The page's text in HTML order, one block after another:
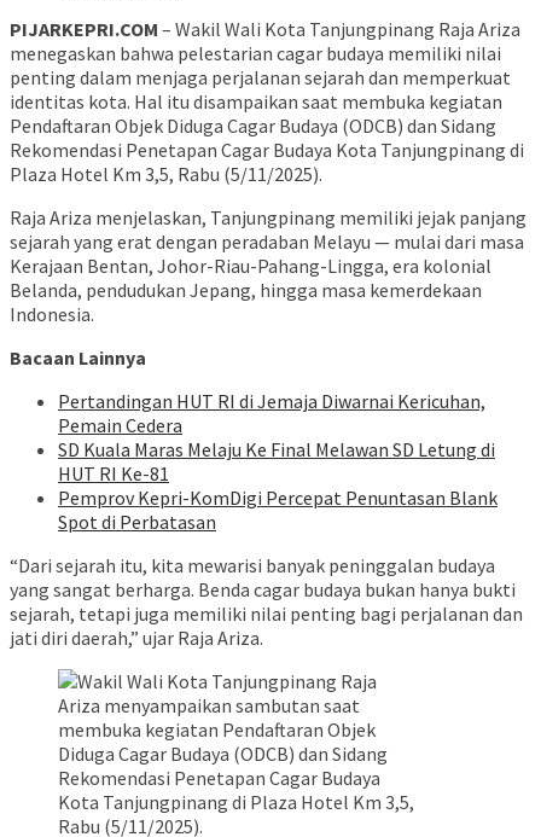
PIJARKEPRI.COM – Wakil Wali Kota Tanjungpinang Raja Ariza
menegaskan bahwa pelestarian cagar budaya memiliki nilai
penting dalam menjaga perjalanan sejarah dan memperkuat
identitas kota. Hal itu disampaikan saat membuka kegiatan
Pendaftaran Objek Diduga Cagar Budaya (ODCB) dan Sidang
Rekomendasi Penetapan Cagar Budaya Kota Tanjungpinang di
Plaza Hotel Km 3,5, Rabu (5/11/2025).
Raja Ariza menjelaskan, Tanjungpinang memiliki jejak panjang
sejarah yang erat dengan peradaban Melayu — mulai dari masa
Kerajaan Bentan, Johor-Riau-Pahang-Lingga, era kolonial
Belanda, pendudukan Jepang, hingga masa kemerdekaan
Indonesia.
Bacaan Lainnya
Pertandingan HUT RI di Jemaja Diwarnai Kericuhan,
Pemain Cedera
SD Kuala Maras Melaju Ke Final Melawan SD Letung di
HUT RI Ke-81
Pemprov Kepri-KomDigi Percepat Penuntasan Blank
Spot di Perbatasan
“Dari sejarah itu, kita mewarisi banyak peninggalan budaya
yang sangat berharga. Benda cagar budaya bukan hanya bukti
sejarah, tetapi juga memiliki nilai penting bagi perjalanan dan
jati diri daerah,” ujar Raja Ariza.